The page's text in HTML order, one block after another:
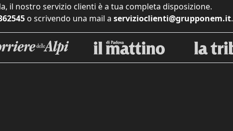
il nostro servizio clienti è a tua completa disposizione.
o scrivendo una mail a servizioclienti@grupponem.it.